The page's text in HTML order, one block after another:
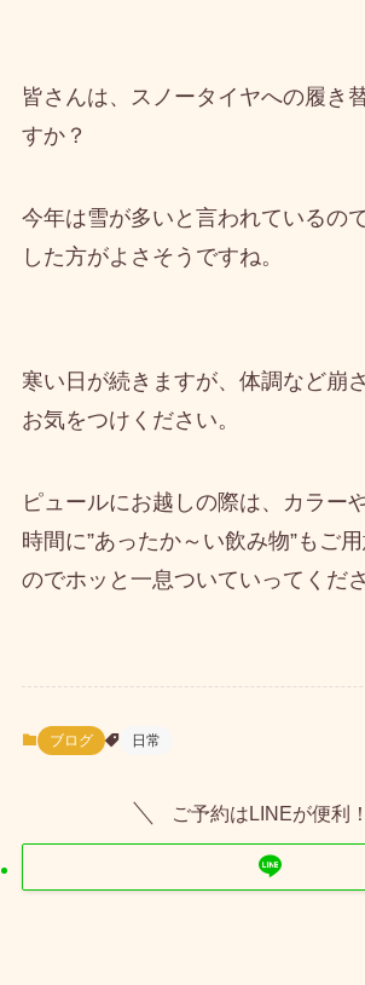
皆さんは、スノータイヤへの履き
すか？
今年は雪が多いと言われているの
した方がよさそうですね。
寒い日が続きますが、体調など崩
お気をつけください。
ピュールにお越しの際は、カラー
時間に”あったか～い飲み物”もご
のでホッと一息ついていってくださ
ブログ 日常
ご予約はLINEが便利！